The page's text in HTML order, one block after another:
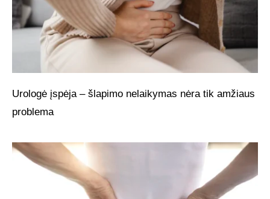
Urologė įspėja – šlapimo nelaikymas nėra tik amžiaus
problema